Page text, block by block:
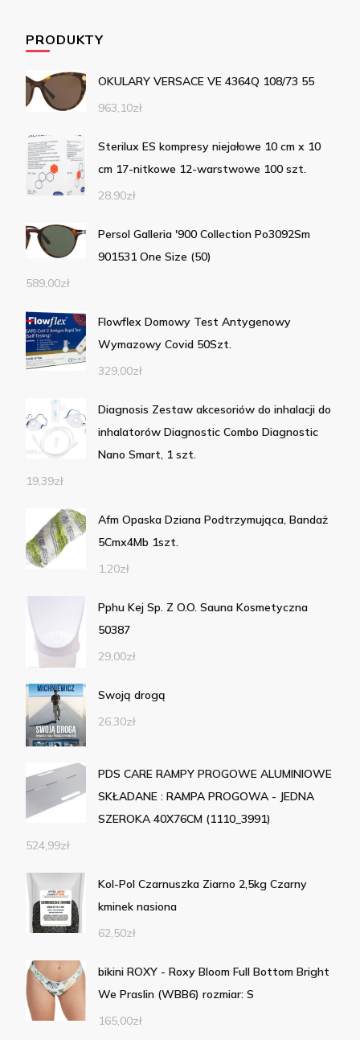
PRODUKTY
OKULARY VERSACE VE 4364Q 108/73 55
963,10zł
Sterilux ES kompresy niejałowe 10 cm x 10
cm 17-nitkowe 12-warstwowe 100 szt.
28,90zł
Persol Galleria '900 Collection Po3092Sm
901531 One Size (50)
589,00zł
Flowflex Domowy Test Antygenowy
Wymazowy Covid 50Szt.
329,00zł
Diagnosis Zestaw akcesoriów do inhalacji do
inhalatorów Diagnostic Combo Diagnostic
Nano Smart, 1 szt.
19,39zł
Afm Opaska Dziana Podtrzymująca, Bandaż
5Cmx4Mb 1szt.
1,20zł
Pphu Kej Sp. Z O.O. Sauna Kosmetyczna
50387
29,00zł
Swoją drogą
26,30zł
PDS CARE RAMPY PROGOWE ALUMINIOWE
SKŁADANE : RAMPA PROGOWA - JEDNA
SZEROKA 40X76CM (1110_3991)
524,99zł
Kol-Pol Czarnuszka Ziarno 2,5kg Czarny
kminek nasiona
62,50zł
bikini ROXY - Roxy Bloom Full Bottom Bright
We Praslin (WBB6) rozmiar: S
165,00zł